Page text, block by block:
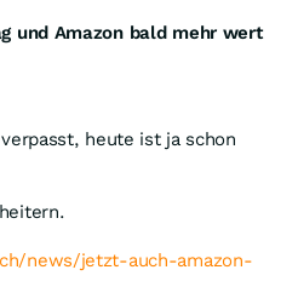
und Amazon bald mehr wert
heute ist ja schon
news/jetzt-auch-amazon-